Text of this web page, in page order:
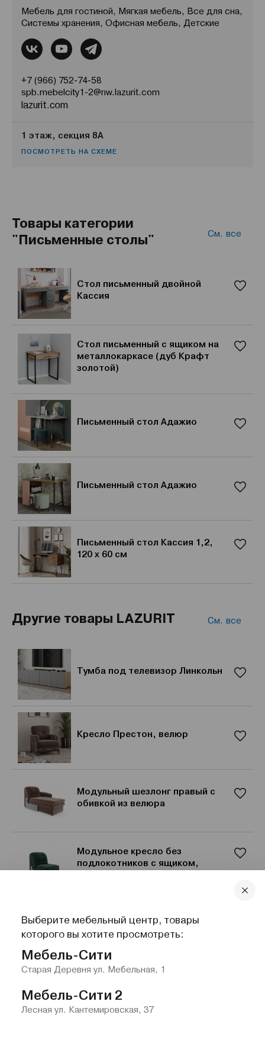
Мебель для гостиной, Мягкая мебель, Все для сна,
Системы хранения, Офисная мебель, Детские
+7 (966) 752-74-58
spb.mebelcity1-2@nw.lazurit.com
lazurit.com
1 этаж, секция 8А
ПОСМОТРЕТЬ НА СХЕМЕ
Товары категории
"Письменные столы"
См. все
Стол письменный двойной
Кассия
Стол письменный с ящиком на
металлокаркасе (дуб Крафт
золотой)
Письменный стол Адажио
Письменный стол Адажио
Письменный стол Кассия 1,2,
120 х 60 см
Другие товары LAZURIT См. все
Тумба под телевизор Линкольн
Кресло Престон, велюр
Модульный шезлонг правый с
обивкой из велюра
Модульное кресло без
подлокотников с ящиком,
Кресло-кровать «Киль», велюр,
спальное место 77х200 см
Выберите мебельный центр, товары
которого вы хотите просмотреть:
Мебель-Сити
Старая Деревня ул. Мебельная, 1
Мебель-Сити 2
Лесная ул. Кантемировская, 37